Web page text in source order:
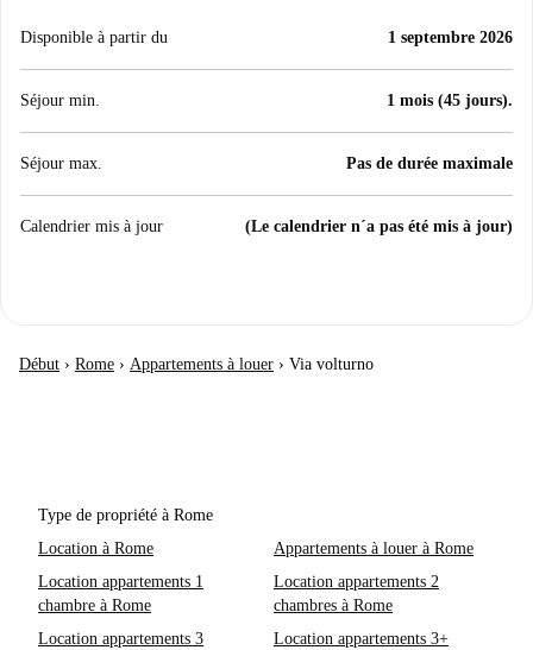
Disponible à partir du 1 septembre 2026
Séjour min. 1 mois (45 jours).
Séjour max. Pas de durée maximale
Calendrier mis à jour (Le calendrier n´a pas été mis à jour)
Début › Rome › Appartements à louer › Via volturno
Type de propriété à Rome
Location à Rome
Appartements à louer à Rome
Location appartements 1
chambre à Rome
Location appartements 2
chambres à Rome
Location appartements 3
Location appartements 3+